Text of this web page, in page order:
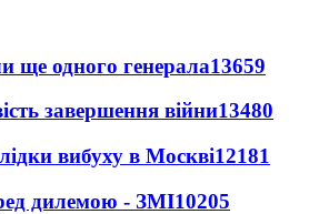
ще одного генерала13659
завершення війни13480
вибуху в Москві12181
дилемою - ЗМІ10205